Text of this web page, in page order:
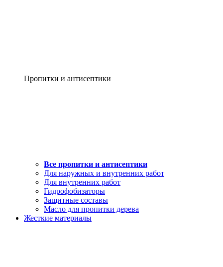
Пропитки и антисептики
Все пропитки и антисептики
Для наружных и внутренних работ
Для внутренних работ
Гидрофобизаторы
Защитные составы
Масло для пропитки дерева
Жесткие материалы